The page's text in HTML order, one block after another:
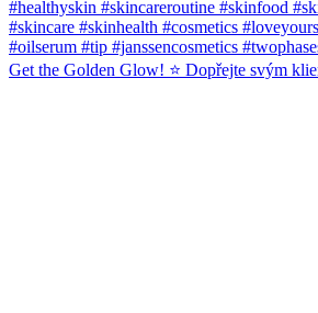
Get the Golden Glow! ⭐️ Dopřejte svým